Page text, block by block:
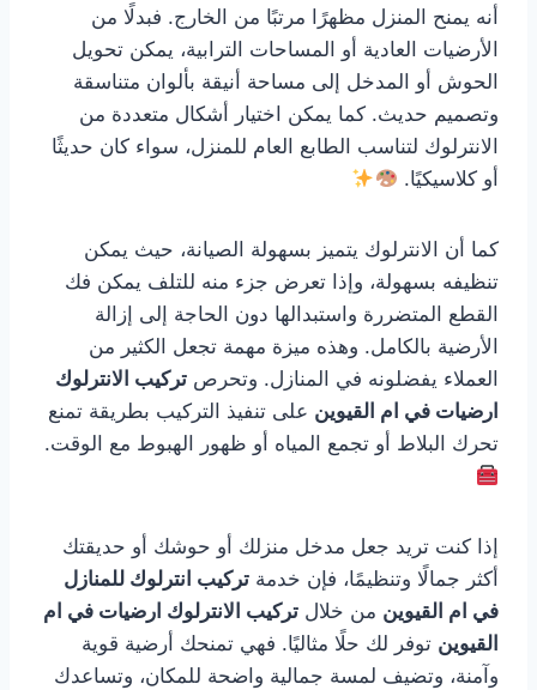
أنه يمنح المنزل مظهرًا مرتبًا من الخارج. فبدلًا من
الأرضيات العادية أو المساحات الترابية، يمكن تحويل
الحوش أو المدخل إلى مساحة أنيقة بألوان متناسقة
وتصميم حديث. كما يمكن اختيار أشكال متعددة من
الانترلوك لتناسب الطابع العام للمنزل، سواء كان حديثًا
أو كلاسيكيًا.
كما أن الانترلوك يتميز بسهولة الصيانة، حيث يمكن
تنظيفه بسهولة، وإذا تعرض جزء منه للتلف يمكن فك
القطع المتضررة واستبدالها دون الحاجة إلى إزالة
الأرضية بالكامل. وهذه ميزة مهمة تجعل الكثير من
العملاء يفضلونه في المنازل. وتحرص تركيب الانترلوك
ارضيات في ام القيوين على تنفيذ التركيب بطريقة تمنع
تحرك البلاط أو تجمع المياه أو ظهور الهبوط مع الوقت.
إذا كنت تريد جعل مدخل منزلك أو حوشك أو حديقتك
أكثر جمالًا وتنظيمًا، فإن خدمة تركيب انترلوك للمنازل
في ام القيوين من خلال تركيب الانترلوك ارضيات في ام
القيوين توفر لك حلًا مثاليًا. فهي تمنحك أرضية قوية
وآمنة، وتضيف لمسة جمالية واضحة للمكان، وتساعدك